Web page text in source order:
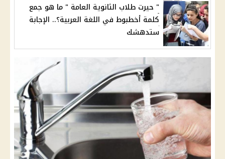
" حيرت طلاب الثانوية العامة " ما هو جمع
كلمة أخطبوط في اللغة العربية؟.. الإجابة
ستدهشك